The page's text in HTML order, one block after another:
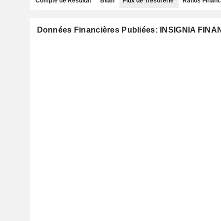
Données Financières Publiées: INSIGNIA